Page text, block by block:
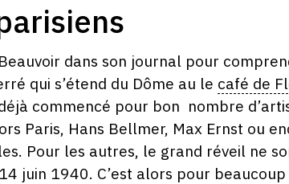
dans son journal pour
qui s’étend du Dôme au le café de
commencé pour bon nombre
Paris, Hans Bellmer, Max Ernst ou
Pour les autres, le grand réveil ne
juin 1940. C’est alors pour